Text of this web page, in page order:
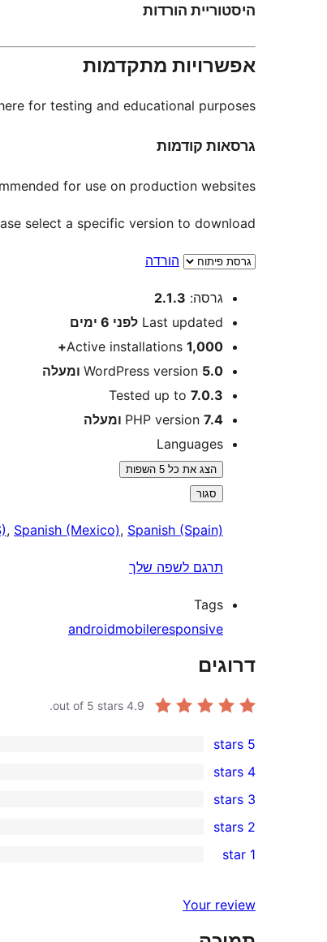
היסטוריית הורדות
אפשרויות מתקדמות
for testing and educational purposes.
גרסאות קודמות
for use on production websites.
select a specific version to download.
הורדה
מטאגרסה: 2.1.3
Last updated לפני 6 ימים
Active installations 1,000+
WordPress version 5.0 ומעלה
Tested up to 7.0.3
PHP version 7.4 ומעלה
Languages
הצג את כל 5 השפות
סגור
, Spanish (Mexico), Spanish (Spain)
תרגם לשפה שלך
Tags
androidmobileresponsive
דרוגים
4.9
26
5-
star
reviews
5 stars
4-
star
reviews
4 stars
0
3-
star
3 stars
2-
reviews
2 stars
star
review
1 star
Your review